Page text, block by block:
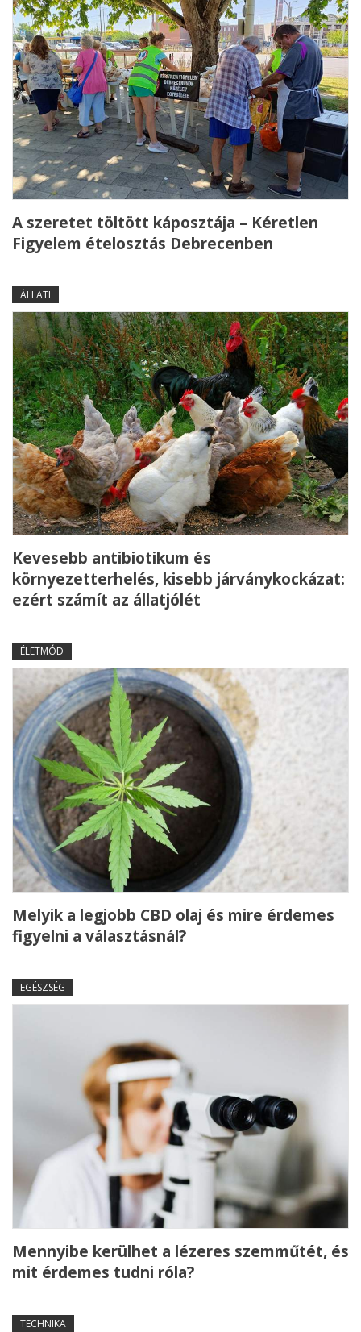
A szeretet töltött káposztája – Kéretlen
Figyelem ételosztás Debrecenben
ÁLLATI
Kevesebb antibiotikum és
környezetterhelés, kisebb járványkockázat:
ezért számít az állatjólét
ÉLETMÓD
Melyik a legjobb CBD olaj és mire érdemes
figyelni a választásnál?
EGÉSZSÉG
Mennyibe kerülhet a lézeres szemműtét, és
mit érdemes tudni róla?
TECHNIKA